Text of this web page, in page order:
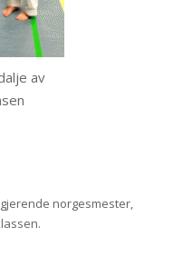
av
norgesmester,